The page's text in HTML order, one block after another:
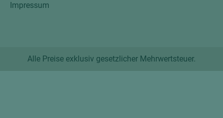
Impressum
Alle Preise exklusiv gesetzlicher Mehrwertsteuer.